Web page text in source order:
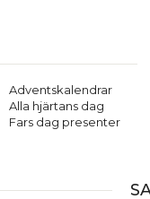
Adventskalendrar
Alla hjärtans dag
Fars dag presenter